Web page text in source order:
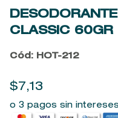
CLASSIC 60GR
Cód: HOT-212
$ 7 ,13
o 3 pagos sin
7.
kool beauty serum
8.
retrinal
9.
baylis